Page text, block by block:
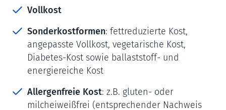
Vollkost
Sonderkostformen: fettreduzierte Kost,
angepasste Vollkost, vegetarische Kost,
Diabetes-Kost sowie ballaststoff- und
energiereiche Kost
Allergenfreie Kost: z.B. gluten- oder
milcheiweißfrei (entsprechender Nachweis